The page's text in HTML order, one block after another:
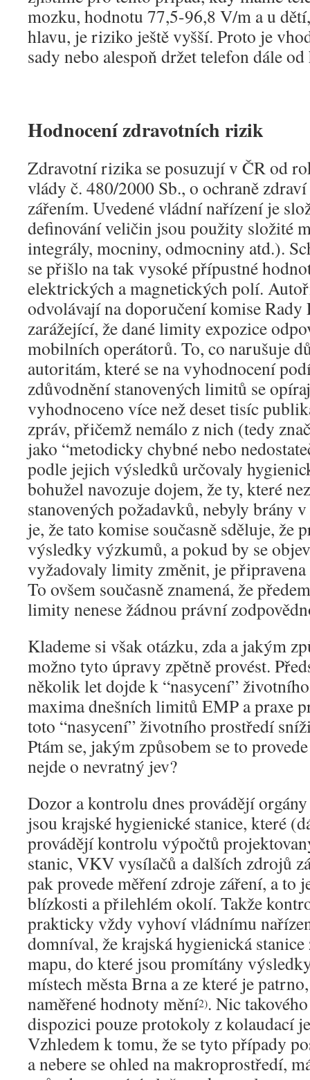
mozku, hodnotu 77,5-96,8 V/m a u
hlavu, je riziko ještě vyšší. Proto je
sady nebo alespoň držet telefon dále
Hodnocení zdravotních rizik
Zdravotní rizika se posuzují v ČR od
vlády č. 480/2000 Sb., o ochraně
zářením. Uvedené vládní nařízení je
definování veličin jsou použity složité
integrály, mocniny, odmocniny atd.).
se přišlo na tak vysoké přípustné
elektrických a magnetických polí.
odvolávají na doporučení komise
zarážející, že dané limity expozice
mobilních operátorů. To, co narušuje
autoritám, které se na vyhodnocení
zdůvodnění stanovených limitů se
vyhodnoceno více než deset tisíc
zpráv, přičemž nemálo z nich (tedy
jako “metodicky chybné nebo
podle jejich výsledků určovaly
bohužel navozuje dojem, že ty, které
stanovených požadavků, nebyly brány
je, že tato komise současně sděluje, že
výsledky výzkumů, a pokud by se
vyžadovaly limity změnit, je
To ovšem současně znamená, že
limity nenese žádnou právní
Klademe si však otázku, zda a jakým
možno tyto úpravy zpětně provést.
několik let dojde k “nasycení”
maxima dnešních limitů EMP a praxe
toto “nasycení” životního prostředí
Ptám se, jakým způsobem se to
nejde o nevratný jev?
Dozor a kontrolu dnes provádějí
jsou krajské hygienické stanice, které
provádějí kontrolu výpočtů
stanic, VKV vysílačů a dalších zdrojů
pak provede měření zdroje záření, a to
blízkosti a přilehlém okolí. Takže
prakticky vždy vyhoví vládnímu
domníval, že krajská hygienická
mapu, do které jsou promítány
místech města Brna a ze které je
naměřené hodnoty mění2). Nic
dispozici pouze protokoly z kolaudací
Vzhledem k tomu, že se tyto případy
a nebere se ohled na makroprostředí,